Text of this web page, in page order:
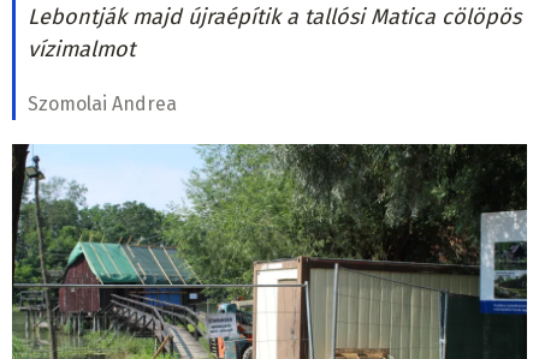
Lebontják majd újraépítik a tallósi Matica cölöpös
vízimalmot
Szomolai Andrea